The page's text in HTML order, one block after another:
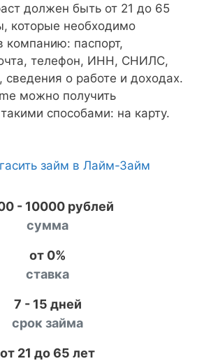
должен быть от 21 до 65
которые необходимо
компанию: паспорт,
телефон, ИНН, СНИЛС,
сведения о работе и доходах.
можно получить
способами: на карту.
займ в Лайм-Займ
- 10000 рублей
сумма
от 0%
ставка
7 - 15 дней
срок займа
от 21 до 65 лет